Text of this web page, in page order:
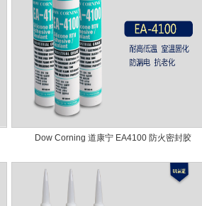
Dow Corning 道康宁 EA4100 防火密封胶